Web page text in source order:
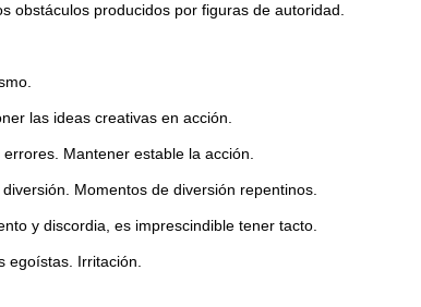
obstáculos producidos por figuras de autoridad.
las ideas creativas en acción.
Mantener estable la acción.
Momentos de diversión repentinos.
y discordia, es imprescindible tener tacto.
egoístas. Irritación.